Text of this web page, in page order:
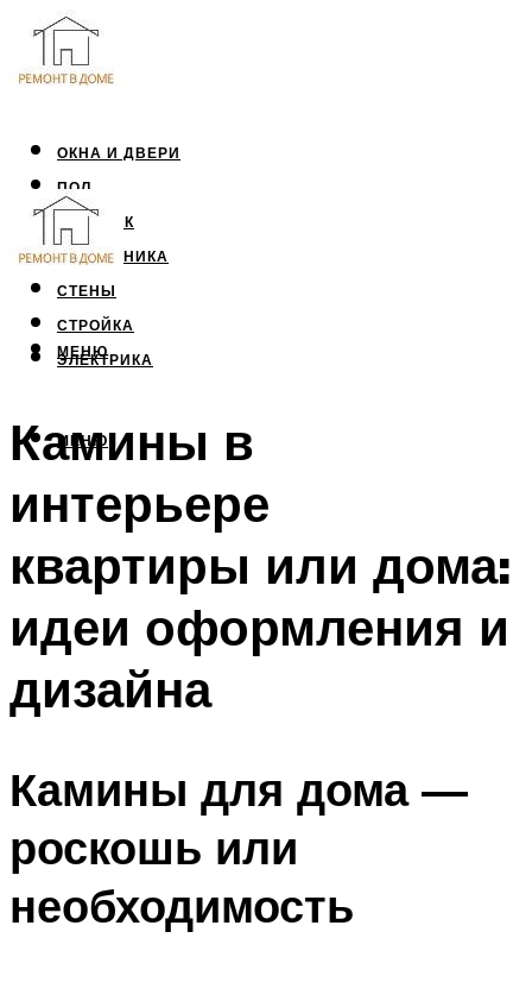
ОКНА И ДВЕРИ
ПОЛ
ПОТОЛОК
САНТЕХНИКА
СТЕНЫ
СТРОЙКА
ЭЛЕКТРИКА
МЕНЮ
МЕНЮ
Камины в
интерьере
квартиры или дома:
идеи оформления и
дизайна
Камины для дома —
роскошь или
необходимость